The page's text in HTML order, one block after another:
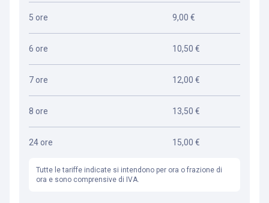
5 ore 9,00 €
6 ore 10,50 €
7 ore 12,00 €
8 ore 13,50 €
24 ore 15,00 €
Tutte le tariffe indicate si intendono per ora o frazione di
ora e sono comprensive di IVA.